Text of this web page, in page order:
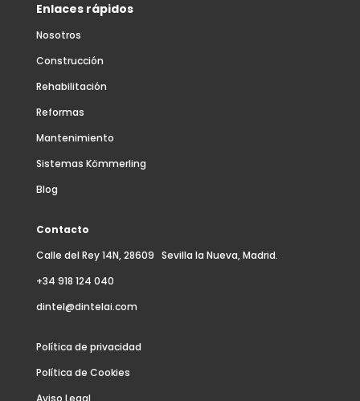
Enlaces rápidos
Nosotros
Construcción
Rehabilitación
Reformas
Mantenimiento
Sistemas Kömmerling
Blog
Contacto
Calle del Rey 14N, 28609 Sevilla la Nueva, Madrid.
+34 918 124 040
dintel@dintelai.com
Política de privacidad
Política de Cookies
Aviso Legal